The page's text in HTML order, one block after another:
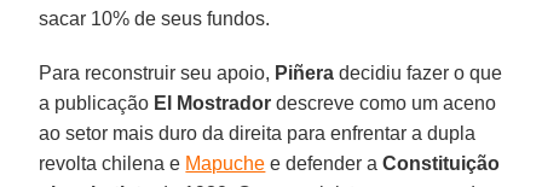
sacar 10% de seus fundos.
Para reconstruir seu apoio, Piñera decidiu fazer o que
a publicação El Mostrador descreve como um aceno
ao setor mais duro da direita para enfrentar a dupla
revolta chilena e Mapuche e defender aConstituição